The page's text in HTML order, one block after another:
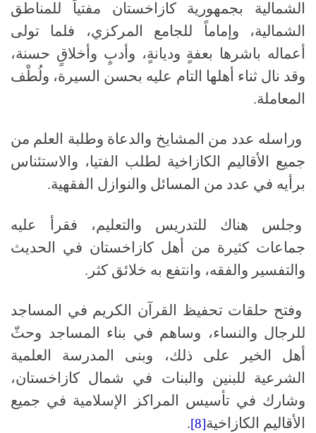
الشمالية بجمهورية كازاخستان مفتياً للمناطق
الشمالية، وإماماً للجامع المركزي، فلما تولى
أعماله باشرها بعفةٍ وديانةٍ، وأدبٍ وأخلاقٍ حسنة،
وقد نال ثناء أهلها التام عليه بحسن السيرة، ولُطْف
المعاملة.
وراسله عدد من المشايخ والدعاة وطلبة العلم من
جميع الأقاليم الكازاخية لطلب الفتيا، والاستئناس
برأيه في عدد من المسائل والنوازل الفقهية.
وجلس هناك للتدريس والتعليم، فقرأ عليه
جماعات كثيرة من أهل كازاخستان في الحديث
والتفسير والفقه، وانتفع به خلائق كثر.
وفتح حلقات تحفيظ القرآن الكريم في المساجد
للرجال والنساء، وساهم في بناء المساجد وحثّ
أهل الخير على ذلك، وبنى المدرسة العلمية
الشرعية للبنين والبنات في شمال كازاخستان،
وشارك في تأسيس المراكز الإسلامية في جميع
الأقاليم الكازاخية[8]
.